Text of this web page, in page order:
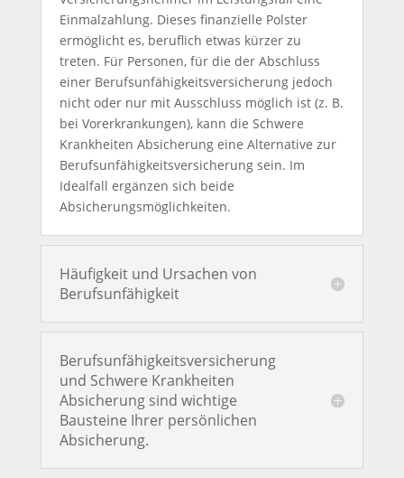
Einmalzahlung. Dieses finanzielle Polster
ermöglicht es, beruflich etwas kürzer zu
treten. Für Personen, für die der Abschluss
einer Berufsunfähigkeitsversicherung jedoch
nicht oder nur mit Ausschluss möglich ist (z. B.
bei Vorerkrankungen), kann die Schwere
Krankheiten Absicherung eine Alternative zur
Berufsunfähigkeitsversicherung sein. Im
Idealfall ergänzen sich beide
Absicherungsmöglichkeiten.
Häufigkeit und Ursachen von
Berufsunfähigkeit
Berufsunfähigkeitsversicherung
und Schwere Krankheiten
Absicherung sind wichtige
Bausteine Ihrer persönlichen
Absicherung.